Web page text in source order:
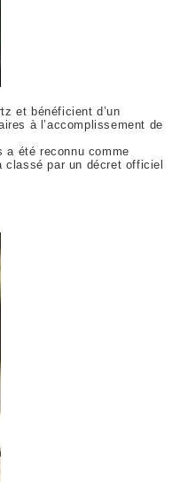
et bénéficient d’un
à l’accomplissement de
a été reconnu comme
classé par un décret officiel